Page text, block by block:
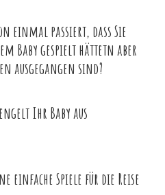
einmal passiert, dass Sie
Baby gespielt hättetn aber
ausgegangen sind?
Ihr Baby aus
einfache Spiele für die Reise